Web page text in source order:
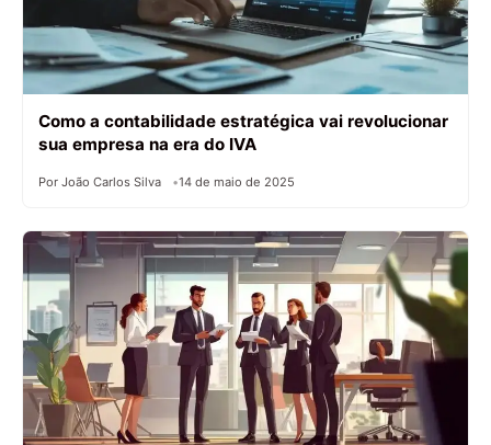
Como a contabilidade estratégica vai revolucionar
sua empresa na era do IVA
Por João Carlos Silva 14 de maio de 2025